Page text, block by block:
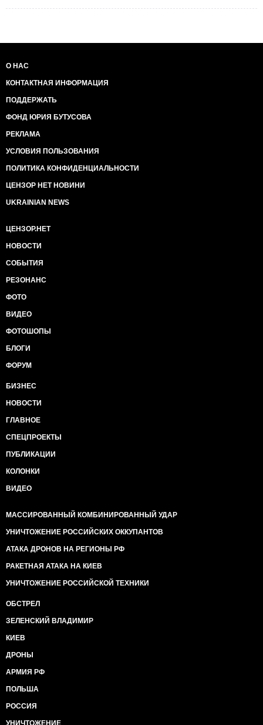
О НАС
КОНТАКТНАЯ ИНФОРМАЦИЯ
ПОДДЕРЖАТЬ
ФОНД ЮРИЯ БУТУСОВА
РЕКЛАМА
УСЛОВИЯ ПОЛЬЗОВАНИЯ
ПОЛИТИКА КОНФИДЕНЦИАЛЬНОСТИ
ЦЕНЗОР НЕТ НОВИНИ
UKRAINIAN NEWS
ЦЕНЗОР.НЕТ
НОВОСТИ
СОБЫТИЯ
РЕЗОНАНС
ФОТО
ВИДЕО
ФОТОШОПЫ
БЛОГИ
ФОРУМ
БИЗНЕС
НОВОСТИ
ГЛАВНОЕ
СПЕЦПРОЕКТЫ
ПУБЛИКАЦИИ
КОЛОНКИ
ВИДЕО
МАССИРОВАННЫЙ КОМБИНИРОВАННЫЙ УДАР
УНИЧТОЖЕНИЕ РОССИЙСКИХ ОККУПАНТОВ
АТАКА ДРОНОВ НА РЕГИОНЫ РФ
РАКЕТНАЯ АТАКА НА КИЕВ
УНИЧТОЖЕНИЕ РОССИЙСКОЙ ТЕХНИКИ
ОБСТРЕЛ
ЗЕЛЕНСКИЙ ВЛАДИМИР
КИЕВ
ДРОНЫ
АРМИЯ РФ
ПОЛЬША
РОССИЯ
УНИЧТОЖЕНИЕ